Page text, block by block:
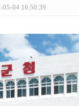
05-04 16:50:39